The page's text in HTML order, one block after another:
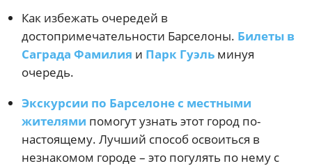
Как избежать очередей в
достопримечательности Барселоны. Билеты в
Саграда Фамилия и Парк Гуэль минуя
очередь.
Экскурсии по Барселоне с местными
жителями помогут узнать этот город по-
настоящему. Лучший способ освоиться в
незнакомом городе – это погулять по нему с